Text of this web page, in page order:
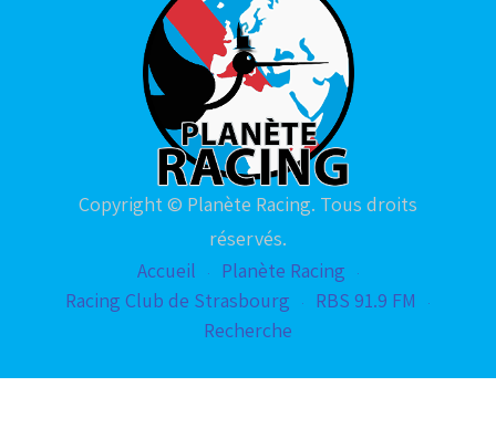
Copyright © Planète Racing. Tous droits
réservés.
Accueil
Planète Racing
Racing Club de Strasbourg
RBS 91.9 FM
Recherche